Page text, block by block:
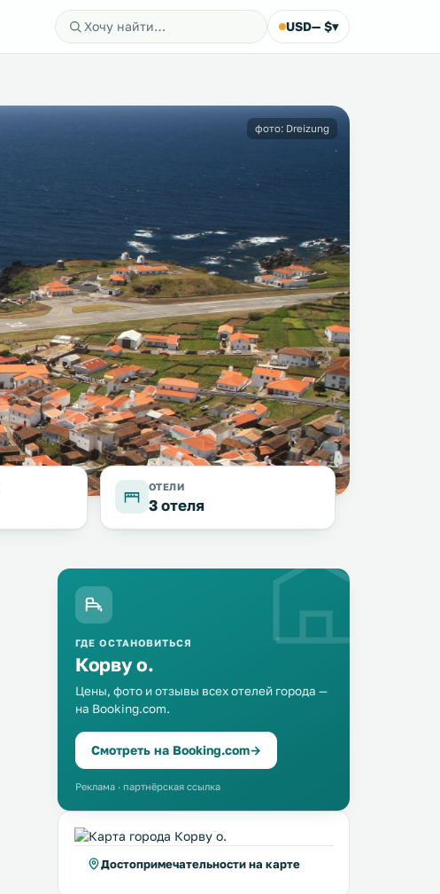
USD— $▾
фото: Dreizung
ОТЕЛИ
3 отеля
ГДЕ ОСТАНОВИТЬСЯ
Корву о.
Цены, фото и отзывы всех отелей города —
на Booking.com.
Смотреть на Booking.com→
Реклама · партнёрская ссылка
Достопримечательности на карте